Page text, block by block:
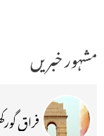
مشہور خبریں
فراق